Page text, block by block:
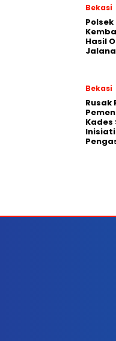
Bekasi
Hasil
Bekasi
Rusak
Kades